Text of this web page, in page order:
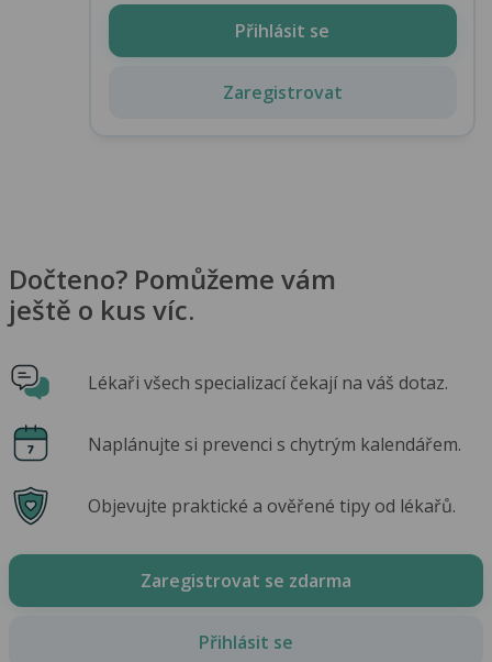
Přihlásit se
Zaregistrovat
Dočteno? Pomůžeme vám
ještě o kus víc.
Lékaři všech specializací čekají na váš dotaz.
Naplánujte si prevenci s chytrým kalendářem.
Objevujte praktické a ověřené tipy od lékařů.
Zaregistrovat se zdarma
Přihlásit se